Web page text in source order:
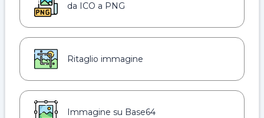
da ICO a PNG
Ritaglio immagine
Immagine su Base64